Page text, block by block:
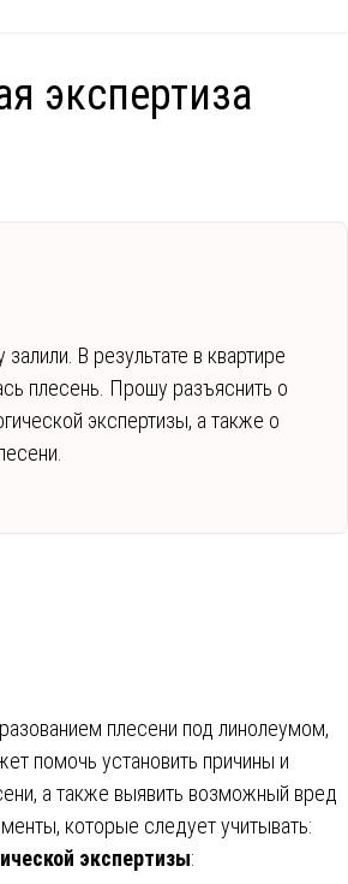
экспертиза
В результате в квартире
плесень. Прошу разъяснить о
экспертизы, а также о
плесени под линолеумом,
помочь установить причины и
а также выявить возможный вред
которые следует учитывать:
экспертизы: